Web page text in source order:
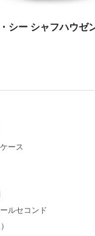
シー シャフハウゼ
ース
ルセコンド